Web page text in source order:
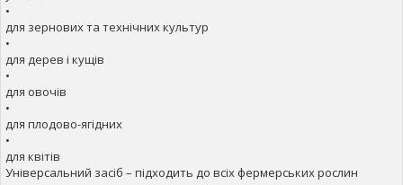
•
для зернових та технічних культур
•
для дерев і кущів
•
для овочів
•
для плодово-ягідних
•
для квітів
Універсальний засіб – підходить до всіх фермерських рослин